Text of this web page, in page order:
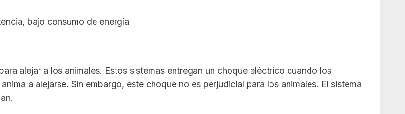
bajo consumo de energía
alejar a los animales. Estos sistemas entregan un choque eléctrico cuando los
a alejarse. Sin embargo, este choque no es perjudicial para los animales. El sistema